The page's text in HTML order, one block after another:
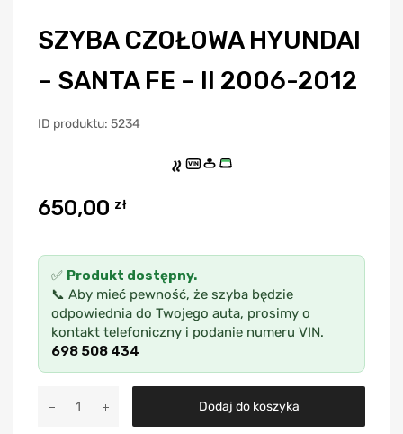
SZYBA CZOŁOWA HYUNDAI
– SANTA FE – II 2006-2012
ID produktu: 5234
VIN
650,00 zł
✅ Produkt dostępny.
📞 Aby mieć pewność, że szyba będzie
odpowiednia do Twojego auta, prosimy o
kontakt telefoniczny i podanie numeru VIN.
698 508 434
Dodaj do koszyka